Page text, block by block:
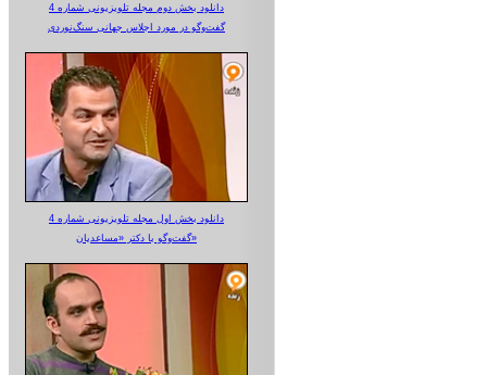
دانلود بخش دوم مجله تلویزیونی شماره 4
گفت‌وگو در مورد اجلاس جهانی سنگ‌نوردی
دانلود بخش اول مجله تلویزیونی شماره 4
گفت‌وگو با دکتر «مساعدیان»